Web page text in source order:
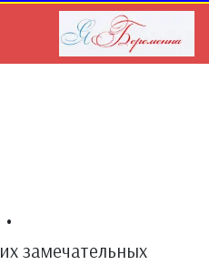
замечательных